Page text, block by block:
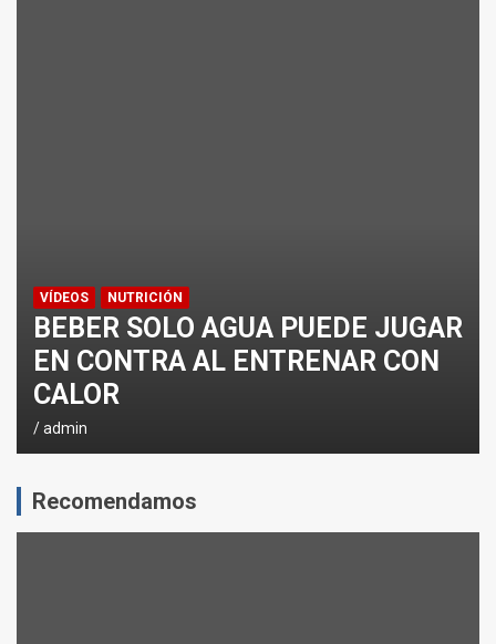
VÍDEOS NUTRICIÓN
BEBER SOLO AGUA PUEDE JUGAR
EN CONTRA AL ENTRENAR CON
CALOR
admin
Recomendamos